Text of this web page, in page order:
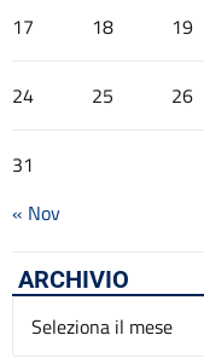
17 18 19
24 25 26
31
« Nov
ARCHIVIO
Archivio